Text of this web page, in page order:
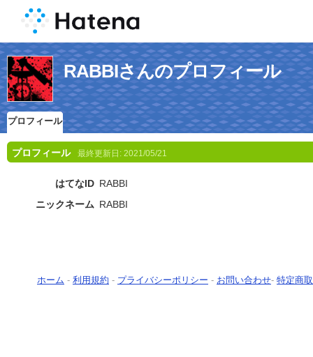
RABBIさんのプロフィール
プロフィール
プロフィール 最終更新日: 2021/05/21
はてなID RABBI
ニックネーム RABBI
ホーム - 利用規約 - プライバシーポリシー - お問い合わせ- 特定商